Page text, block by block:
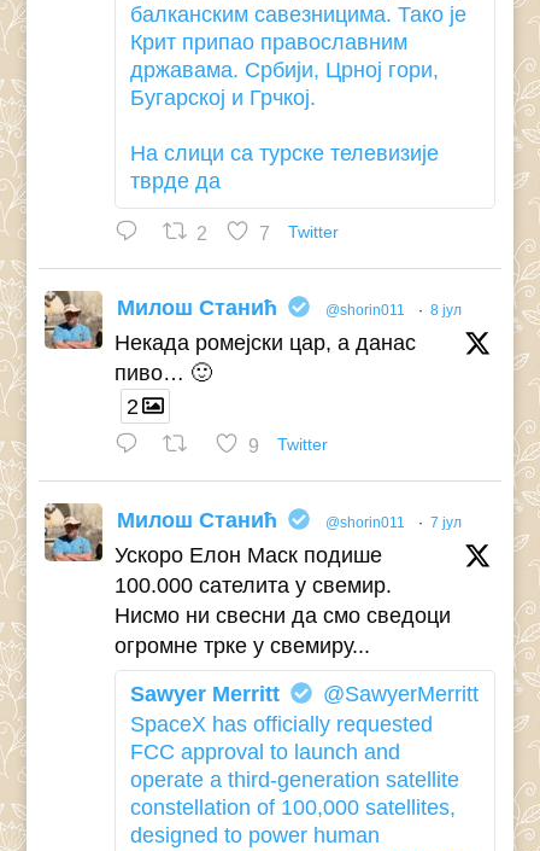
балканским савезницима. Тако је
Крит припао православним
државама. Србији, Црној гори,
Бугарској и Грчкој.
На слици са турске телевизије
тврде да
2 7 Twitter
Милош Станић @shorin011 · 8 јул
Некада ромејски цар, а данас
пиво… 🙂
2
9 Twitter
Милош Станић @shorin011 · 7 јул
Ускоро Елон Маск подише
100.000 сателита у свемир.
Нисмо ни свесни да смо сведоци
огромне трке у свемиру...
Sawyer Merritt
@SawyerMerritt
SpaceX has officially requested
FCC approval to launch and
operate a third-generation satellite
constellation of 100,000 satellites,
designed to power human